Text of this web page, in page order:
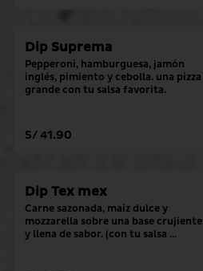
Dip Suprema
Pepperoni, hamburguesa, jamón
inglés, pimiento y cebolla. una pizza
grande con tu salsa favorita.
S/ 41.90
Dip Tex mex
Carne sazonada, maíz dulce y
mozzarella sobre una base crujiente
y llena de sabor. (con tu salsa